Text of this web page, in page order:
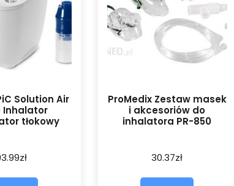
Solution Air
Inhalator
tłokowy
zł
ProMedix Zestaw masek
i akcesoriów do
inhalatora PR-850
30.37zł